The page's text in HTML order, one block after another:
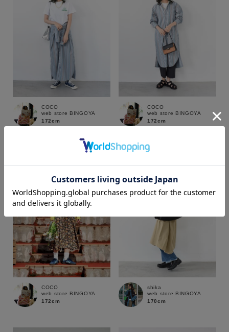
価格
商品タイプ
通常商品 予約商品
COCO
web store BINGOYA
172cm
COCO
web store BINGOYA
172cm
COCO
web store BINGOYA
172cm
shika
web store BINGOYA
170cm